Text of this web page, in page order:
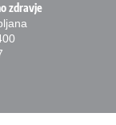
zdravje